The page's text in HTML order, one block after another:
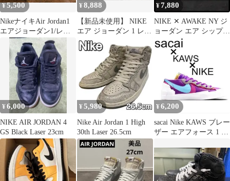
¥5,500
NikeナイキAir Jordan1
エアジョーダン1/レー
ザーブルー
¥8,888
【新品未使用】 NIKE
エア ジョーダン 1 レト
ロ HIGH OG
¥7,880
NIKE ✕ AWAKE NY ジ
ョーダン エア シップ
メンズ 27.5cm
¥6,000
NIKE AIR JORDAN 4
GS Black Laser 23cm
¥ 5,980
Nike Air Jordan 1 High
30th Laser 26.5cm
¥ 6,200
sacai Nike KAWS ブレー
ザー エアフォース 1 ダ